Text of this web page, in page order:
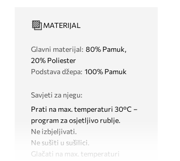
MATERIJAL
Glavni materijal: 80% Pamuk,
20% Poliester
Podstava džepa: 100% Pamuk
Savjeti za njegu:
Prati na max. temperaturi 30°C –
program za osjetljivo rublje.
Ne izbjeljivati.
Ne sušiti u sušilici.
Glačati na max. temperaturi